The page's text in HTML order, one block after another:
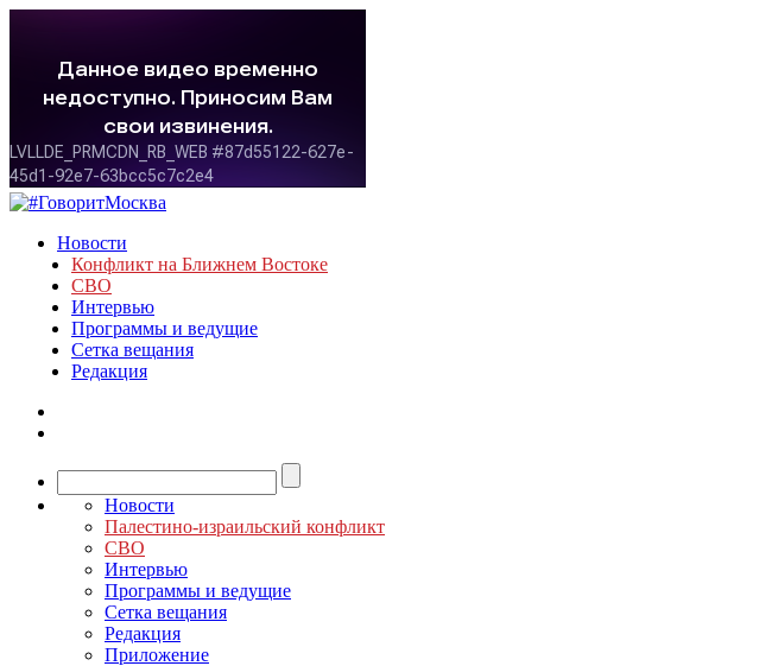
Новости
Конфликт на Ближнем Востоке
СВО
Интервью
Программы и ведущие
Сетка вещания
Редакция
Новости
Палестино-израильский конфликт
СВО
Интервью
Программы и ведущие
Сетка вещания
Редакция
Приложение